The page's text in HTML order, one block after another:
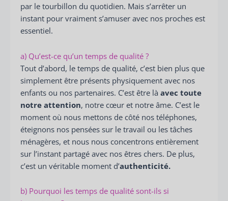
par le tourbillon du quotidien. Mais s’arrêter un
instant pour vraiment s’amuser avec nos proches est
essentiel.
a) Qu’est-ce qu’un temps de qualité ?
Tout d’abord, le temps de qualité, c’est bien plus que
simplement être présents physiquement avec nos
enfants ou nos partenaires. C’est être là avec toute
notre attention, notre cœur et notre âme. C’est le
moment où nous mettons de côté nos téléphones,
éteignons nos pensées sur le travail ou les tâches
ménagères, et nous nous concentrons entièrement
sur l’instant partagé avec nos êtres chers. De plus,
c’est un véritable moment d’authenticité.
b) Pourquoi les temps de qualité sont-ils si